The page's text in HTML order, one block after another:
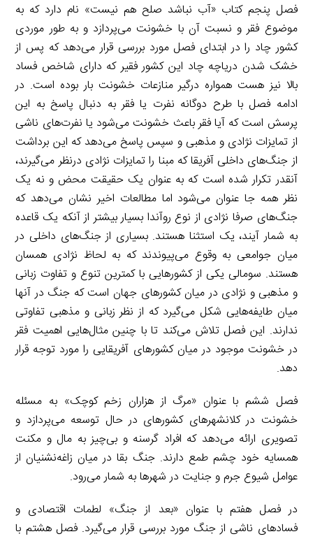
فصل پنجم کتاب «آب نباشد صلح هم نیست» نام دارد که به
موضوع فقر و نسبت آن با خشونت می‌پردازد و به طور موردی
کشور چاد را در ابتدای فصل مورد بررسی قرار می‌دهد که پس از
خشک شدن دریاچه چاد این کشور فقیر که دارای شاخص فساد
بالا نیز هست همواره درگیر منازعات خشونت بار بوده است. در
ادامه فصل با طرح دوگانه نفرت یا فقر به دنبال پاسخ به این
پرسش است که آیا فقر باعث خشونت می‌شود یا نفرت‌های ناشی
از تمایزات نژادی و مذهبی و سپس پاسخ می‌دهد که این برداشت
از جنگ‌های داخلی آفریقا که مبنا را تمایزات نژادی درنظر می‌گیرند،
آنقدر تکرار شده است که به عنوان یک حقیقت محض و نه یک
نظر همه جا عنوان می‌شود اما مطالعات اخیر نشان می‌دهد که
جنگ‌های صرفا نژادی از نوع روآندا بسیار بیشتر از آنکه یک قاعده
به شمار آیند، یک استثنا هستند. بسیاری از جنگ‌های داخلی در
میان جوامعی به وقوع می‌پیوندند که به لحاظ نژادی همسان
هستند. سومالی یکی از کشورهایی با کمترین تنوع و تفاوت زبانی
و مذهبی و نژادی در میان کشورهای جهان است که جنگ در آنها
میان طایفه‌هایی شکل می‌گیرد که از نظر زبانی و مذهبی تفاوتی
ندارند. این فصل تلاش می‌کند تا با چنین مثال‌هایی اهمیت فقر
در خشونت موجود در میان کشورهای آفریقایی را مورد توجه قرار
دهد.
فصل ششم با عنوان «مرگ از هزاران زخم کوچک» به مسئله
خشونت در کلانشهرهای کشورهای در حال توسعه می‌پردازد و
تصویری ارائه می‌دهد که افراد گرسنه و بی‌چیز به مال و مکنت
همسایه خود چشم طمع دارند. جنگ بقا در میان زاغه‌نشنیان از
عوامل شیوع جرم و جنایت در شهرها به شمار می‌رود.
در فصل هفتم با عنوان «بعد از جنگ» لطمات اقتصادی و
فسادهای ناشی از جنگ مورد بررسی قرار می‌گیرد. فصل هشتم با